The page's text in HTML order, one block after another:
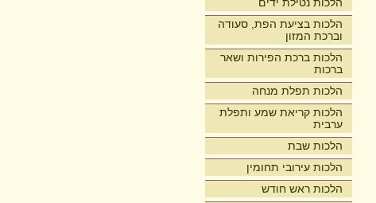
הלכות בציעת הפת, סעודה
וברכת המזון
הלכות ברכת הפירות ושאר
ברכות
הלכות תפלת מנחה
הלכות קריאת שמע ותפלת
ערבית
הלכות שבת
הלכות עירובי תחומין
הלכות ראש חודש